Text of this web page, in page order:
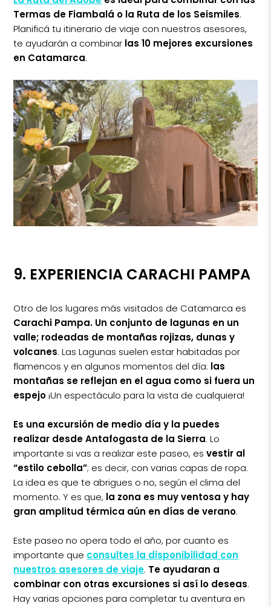
Termas de Fiambalá o la Ruta de los Seismiles.
Planificá tu itinerario de viaje con nuestros asesores,
te ayudarán a combinar las 10 mejores excursiones
en Catamarca.
9. EXPERIENCIA CARACHI PAMPA
Otro de los lugares más visitados de Catamarca es
Carachi Pampa. Un conjunto de lagunas en un
valle; rodeadas de montañas rojizas, dunas y
volcanes. Las Lagunas suelen estar habitadas por
flamencos y en algunos momentos del día: las
montañas se reflejan en el agua como si fuera un
espejo¡Un espectáculo para la vista de cualquiera!
Es una excursión de medio día y la puedes
realizar desde Antafogasta de la Sierra. Lo
importante si vas a realizar este paseo, esvestir al
“estilo cebolla”; es decir, con varias capas de ropa.
La idea es que te abrigues o no, según el clima del
momento. Y es que, la zona es muy ventosa y hay
gran amplitud térmica aún en días de verano.
Este paseo no opera todo el año, por cuanto es
importante que consultes la disponibilidad con
nuestros asesores de viaje. Te ayudaran a
combinar con otras excursiones si así lo deseas.
Hay varias opciones para completar tu aventura en